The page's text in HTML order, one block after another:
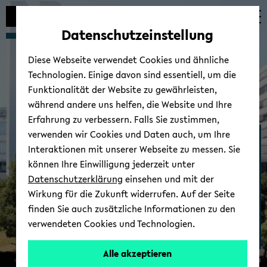
Automatische
vermeiden
zum
wechseln
zum
wechseln
zum
wechseln
Allgemein-​ und Fa­mi­li­en­
me­di­zin
© Uni­ver­si­tät Bie­le­feld
Datenschutzeinstellung
Diese Webseite verwendet Cookies und ähnliche
Technologien. Einige davon sind essentiell, um die
Funktionalität der Website zu gewährleisten,
während andere uns helfen, die Website und Ihre
Erfahrung zu verbessern. Falls Sie zustimmen,
verwenden wir Cookies und Daten auch, um Ihre
Interaktionen mit unserer Webseite zu messen. Sie
können Ihre Einwilligung jederzeit unter
Datenschutzerklärung einsehen und mit der
Wirkung für die Zukunft widerrufen. Auf der Seite
finden Sie auch zusätzliche Informationen zu den
verwendeten Cookies und Technologien.
Alle akzeptieren